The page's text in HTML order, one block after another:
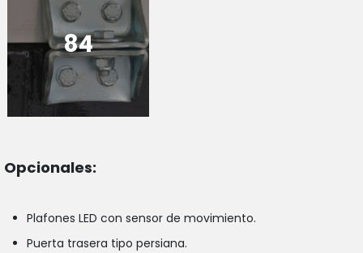
84
Opcionales:
Plafones LED con sensor de movimiento.
Puerta trasera tipo persiana.